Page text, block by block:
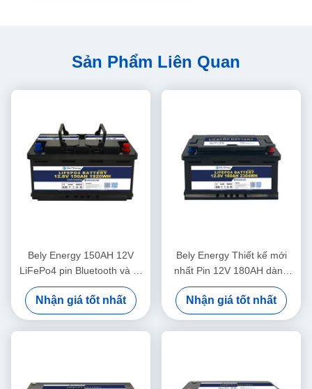
Sản Phẩm Liên Quan
Bely Energy 150AH 12V
LiFePo4 pin Bluetooth và tự
sưởi ấm cho Yachit Medical
Nhận giá tốt nhất
Bely Energy Thiết kế mới
nhất Pin 12V 180AH dành
cho Bluetooth cho Trạm cơ
sở lưu trữ năng lượng UPS
RV
Nhận giá tốt nhất